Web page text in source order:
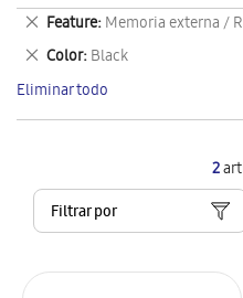
2
Filtrar por
Feature Memoria externa /
Eliminar
este
artículo
Color Black
Eliminar
este
artículo
Eliminar todo